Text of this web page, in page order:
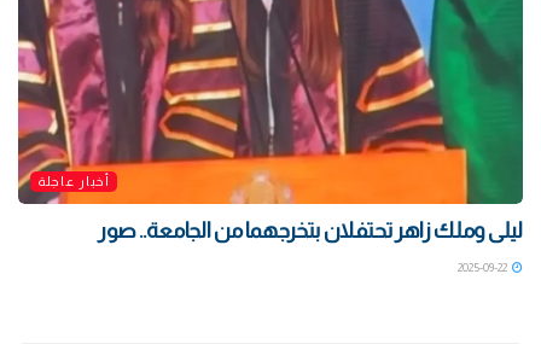
أخبار عاجلة
ليلى وملك زاهر تحتفلان بتخرجهما من الجامعة.. صور
2025-09-22